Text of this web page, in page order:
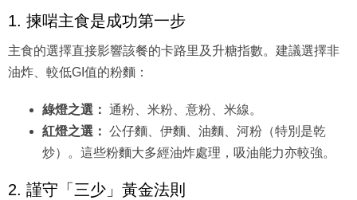
1. 揀啱主食是成功第一步
主食的選擇直接影響該餐的卡路里及升糖指數。建議選擇非
油炸、較低GI值的粉麵：
綠燈之選： 通粉、米粉、意粉、米線。
紅燈之選： 公仔麵、伊麵、油麵、河粉（特別是乾
炒）。這些粉麵大多經油炸處理，吸油能力亦較強。
2. 謹守「三少」黃金法則